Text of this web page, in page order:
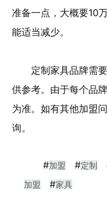
准备一点，大概要10
能适当减少。
定制家具品牌需
供参考。由于每个品
为准。如有其他加盟
询。
#加盟 #定制
加盟
#家具